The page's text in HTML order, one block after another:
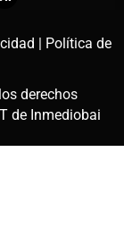
| Política de
derechos
de Inmediobai